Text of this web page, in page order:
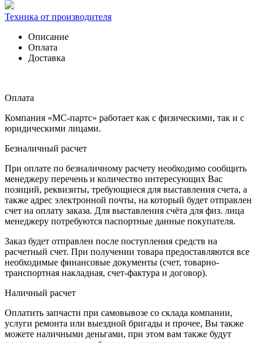
Техника от производителя
Описание
Оплата
Доставка
Оплата
Компания «МС-партс» работает как с физическими, так и с
юридическими лицами.
Безналичный расчет
При оплате по безналичному расчету необходимо сообщить
менеджеру перечень и количество интересующих Вас
позиций, реквизиты, требующиеся для выставления счета, а
также адрес электронной почты, на который будет отправлен
счет на оплату заказа. Для выставления счёта для физ. лица
менеджеру потребуются паспортные данные покупателя.
Заказ будет отправлен после поступления средств на
расчетный счет. При получении товара предоставляются все
необходимые финансовые документы (счет, товарно-
транспортная накладная, счет-фактура и договор).
Наличный расчет
Оплатить запчасти при самовывозе со склада компании,
услуги ремонта или выездной бригады и прочее, Вы также
можете наличными деньгами, при этом вам также будут